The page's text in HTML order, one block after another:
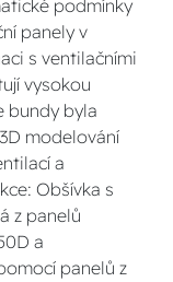
podmínky
panely v
s ventilačními
vysokou
bundy byla
modelování
a
Obšívka s
z panelů
a
panelů z